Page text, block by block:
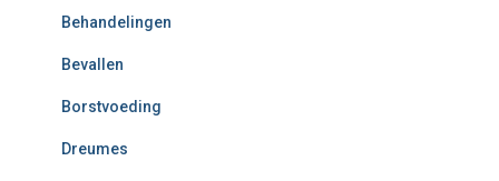
Behandelingen
Bevallen
Borstvoeding
Dreumes